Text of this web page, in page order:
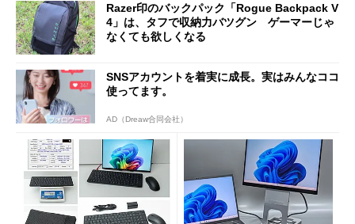
Razer印のバックパック「Rogue Backpack V
4」は、タフで収納力バツグン ゲーマーじゃ
なくても欲しくなる
SNSアカウントを着実に成長。実はみんなココ
使ってます。
AD（Dreaw合同会社）